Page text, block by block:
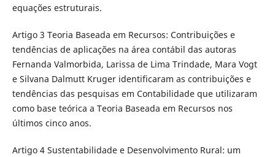
equações estruturais.
Artigo 3 Teoria Baseada em Recursos: Contribuições e
tendências de aplicações na área contábil das autoras
Fernanda Valmorbida, Larissa de Lima Trindade, Mara Vogt
e Silvana Dalmutt Kruger identificaram as contribuições e
tendências das pesquisas em Contabilidade que utilizaram
como base teórica a Teoria Baseada em Recursos nos
últimos cinco anos.
Artigo 4 Sustentabilidade e Desenvolvimento Rural: um